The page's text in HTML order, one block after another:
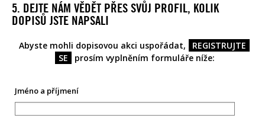
demonstrací nebo obránci lidských práv jsou nespravedlivě
vězněni a perzekvováni po celém světě. Právě takovým
Každoročně kampaň vrcholí kolem 10. prosince, tedy v Den
nyní.
V roce 2024 proběhlo v České republice celkem516
5. DEJTE NÁM VĚDĚT PŘES SVŮJ PROFIL, KOLIK
DOPISŮ JSTE NAPSALI
Abyste mohli dopisovou akci uspořádat,
REGISTRUJTE
SE
prosím vyplněním formuláře níže:
Jméno a příjmení